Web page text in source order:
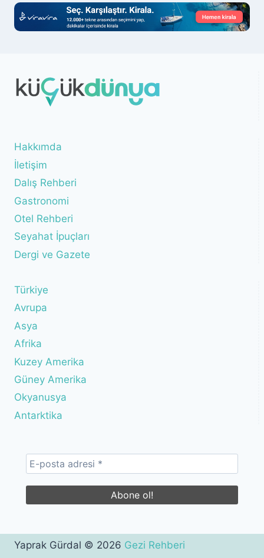
Hakkımda
İletişim
Dalış Rehberi
Gastronomi
Otel Rehberi
Seyahat İpuçları
Dergi ve Gazete
Türkiye
Avrupa
Asya
Afrika
Kuzey Amerika
Güney Amerika
Okyanusya
Antarktika
Yaprak Gürdal © 2026 Gezi Rehberi